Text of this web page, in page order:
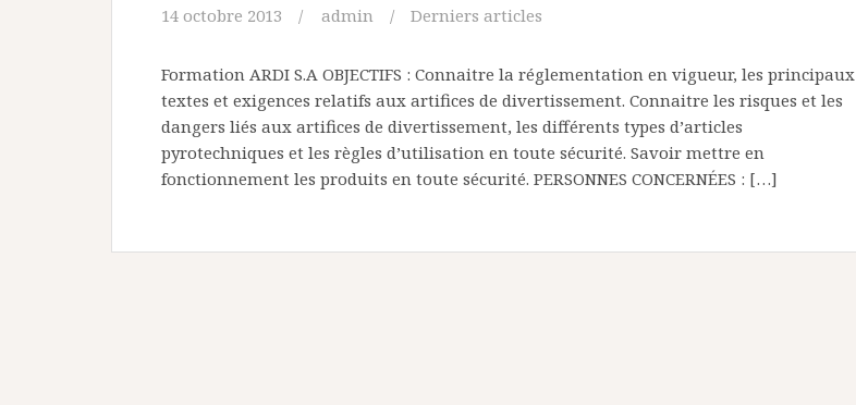
14 octobre 2013 admin Derniers articles
Formation ARDI S.A OBJECTIFS : Connaitre la réglementation en vigueur, les principaux
textes et exigences relatifs aux artifices de divertissement. Connaitre les risques et les
dangers liés aux artifices de divertissement, les différents types d’articles
pyrotechniques et les règles d’utilisation en toute sécurité. Savoir mettre en
fonctionnement les produits en toute sécurité. PERSONNES CONCERNÉES : […]